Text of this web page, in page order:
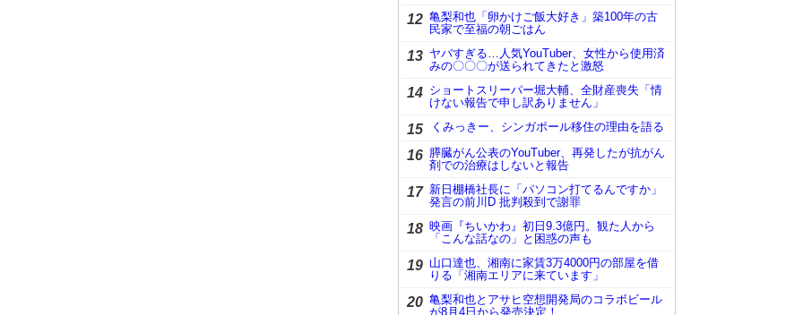
12 亀梨和也「卵かけご飯大好き」築100年の古
民家で至福の朝ごはん
13 ヤバすぎる…人気YouTuber、女性から使用済
みの〇〇〇が送られてきたと激怒
14 ショートスリーパー堀大輔、全財産喪失「情
けない報告で申し訳ありません」
15 くみっきー、シンガポール移住の理由を語る
16 膵臓がん公表のYouTuber、再発したが抗がん
剤での治療はしないと報告
17 新日棚橋社長に「パソコン打てるんですか」
発言の前川D 批判殺到で謝罪
18 映画『ちいかわ』初日9.3億円。観た人から
「こんな話なの」と困惑の声も
19 山口達也、湘南に家賃3万4000円の部屋を借
りる「湘南エリアに来ています」
20 亀梨和也とアサヒ空想開発局のコラボビール
が8月4日から発売決定！